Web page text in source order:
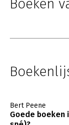
Boeken
Bert Peene
Goede boeken